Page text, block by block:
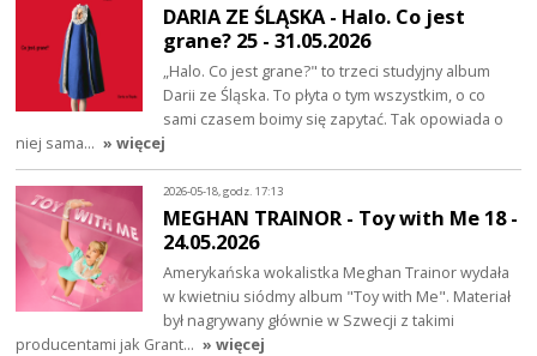
DARIA ZE ŚLĄSKA - Halo. Co jest
grane? 25 - 31.05.2026
„Halo. Co jest grane?" to trzeci studyjny album
Darii ze Śląska. To płyta o tym wszystkim, o co
sami czasem boimy się zapytać. Tak opowiada o
niej sama… » więcej
2026-05-18, godz. 17:13
MEGHAN TRAINOR - Toy with Me 18 -
24.05.2026
Amerykańska wokalistka Meghan Trainor wydała
w kwietniu siódmy album "Toy with Me". Materiał
był nagrywany głównie w Szwecji z takimi
producentami jak Grant… » więcej